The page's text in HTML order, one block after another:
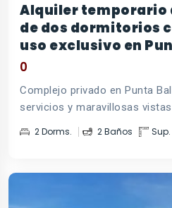
Alquiler temporario
de dos dormitorios
uso exclusivo en
0
Complejo privado en Punta
servicios y maravillosas
2 Dorms. 2 Baños